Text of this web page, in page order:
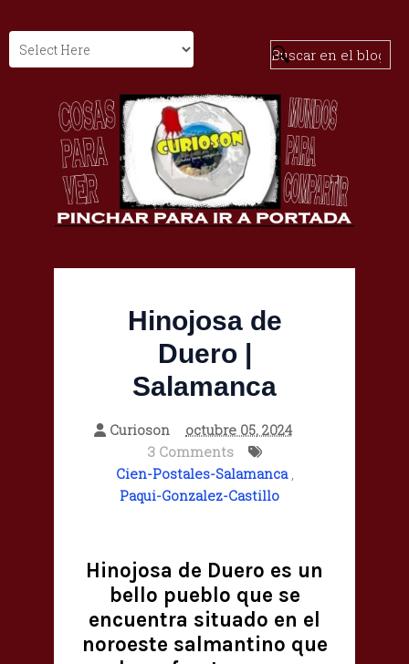
Hinojosa de
Duero |
Salamanca
Curioson
octubre 05, 2024
3 Comments
Cien-Postales-Salamanca,
Paqui-Gonzalez-Castillo
Hinojosa de Duero es un
bello pueblo que se
encuentra situado en el
noroeste salmantino que